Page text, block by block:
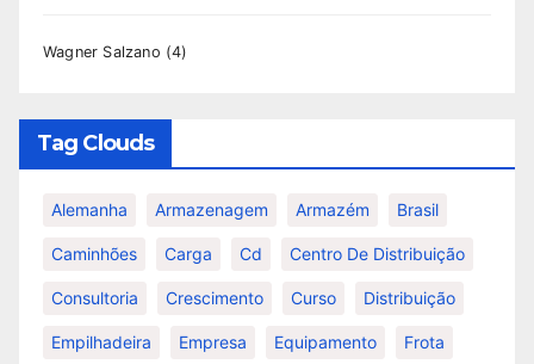
Wagner Salzano (4)
Tag Clouds
Alemanha Armazenagem Armazém Brasil
Caminhões Carga Cd Centro De Distribuição
Consultoria Crescimento Curso Distribuição
Empilhadeira Empresa Equipamento Frota